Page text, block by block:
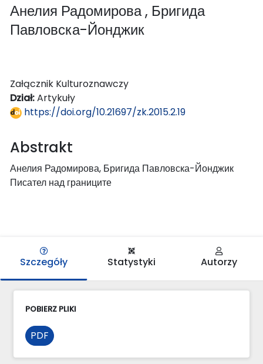
Анелия Радомирова, Бригида
Павловска-Йонджик
Załącznik Kulturoznawczy
Dział:Artykuły
https://doi.org/10.21697/zk.2015.2.19
Abstrakt
Анелия Радомирова, Бригида Павловска-Йонджик
Писател над границите
Szczegóły Statystyki Autorzy
POBIERZ PLIKI
PDF